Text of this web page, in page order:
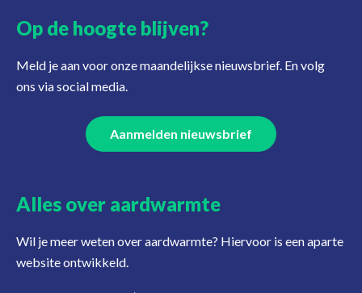
Op de hoogte blijven?
Meld je aan voor onze maandelijkse nieuwsbrief. En volg
ons via social media.
Aanmelden nieuwsbrief
Alles over aardwarmte
Wil je meer weten over aardwarmte? Hiervoor is een aparte
website ontwikkeld.